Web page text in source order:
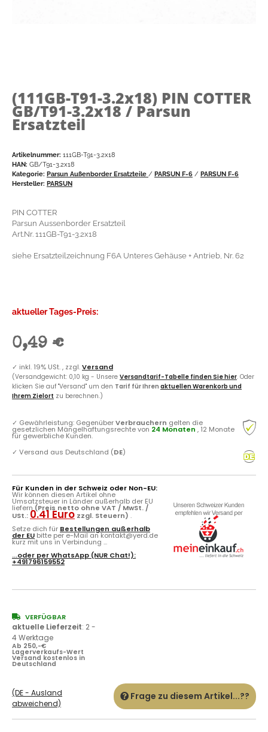
(111GB-T91-3.2x18) PIN COTTER
GB/T91-3.2x18 / Parsun
Ersatzteil
Artikelnummer: 111GB-T91-3.2x18
HAN: GB/T91-3.2x18
Kategorie: Parsun Außenborder Ersatzteile / PARSUN F-6 / PARSUN F-6
Hersteller: PARSUN
PIN COTTER
Parsun Aussenborder Ersatzteil
Art.Nr. 111GB-T91-3.2x18
siehe Ersatzteilzeichnung F6A Unteres Gehäuse + Antrieb, Nr. 62
aktueller Tages-Preis:
0,49 €
✓ inkl. 19% USt. , zzgl.Versand
(Versandgewicht: 0,10 kg - Unsere Versandtarif-Tabelle finden Sie hier. Oder
klicken Sie auf "Versand" um den Tarif für Ihren aktuellen Warenkorb und
Ihrem Zielort zu berechnen.)
✓ Gewährleistung: GegenüberVerbrauchern gelten die
gesetzlichen Mängelhaftungsrechte von 24 Monaten , 12 Monate
für gewerbliche Kunden.
✓ Versand aus Deutschland (DE)
Für Kunden in der Schweiz oder Non-EU:
Wir können diesen Artikel ohne
Umsatzsteuer in Länder außerhalb der EU
liefern(Preis netto ohne VAT / MwSt. /
USt.: 0.41 Euro zzgl. Steuern) .
Setze dich für Bestellungen außerhalb
der EU bitte per e-Mail an kontakt@yerd.de
kurz mit uns in Verbindung ...
...oder perWhatsApp (NUR Chat!):
+491796159552
VERFÜGBAR
aktuelle Lieferzeit: 2 -
4 Werktage
Ab 250,-€
Lagerverkaufs-Wert
Versand kostenlos in
Deutschland
(DE - Ausland
abweichend)
Frage zu diesem Artikel...??